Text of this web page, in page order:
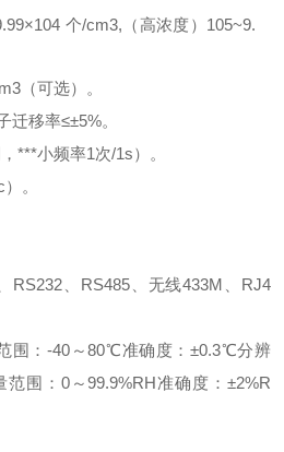
个/cm3,（高浓度）105~9.
（可选）。
迁移率≤±5%。
***小频率1次/1s）。
。
RS232、RS485、无线433M、RJ4
围：-40～80℃准确度：±0.3℃分辨
围：0～99.9%RH准确度：±2%R